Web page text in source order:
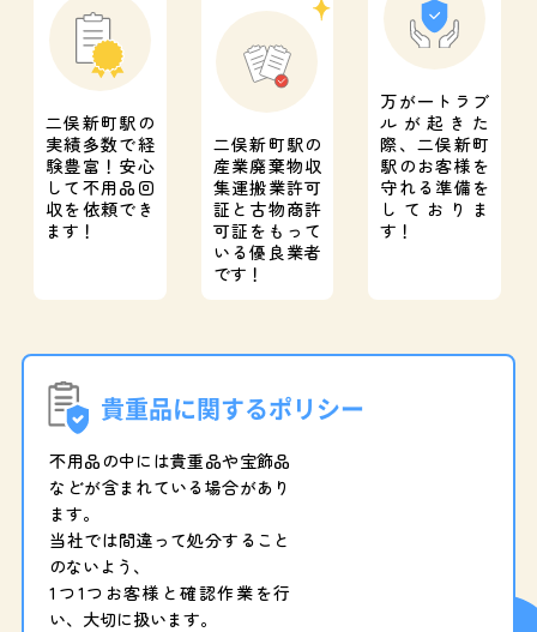
二俣新町駅の
実績多数で経
験豊富！ 安心
して不用品回
収を依頼でき
ます！
二俣新町駅の
産業廃棄物収
集運搬業許可
証と 古物商許
可証をもって
いる優良業者
です！
万が一トラブ
ルが起きた
際、二俣新町
駅のお客様を
守れる準備を
しておりま
す！
貴重品に関するポリシー
不用品の中には貴重品や宝飾品
などが含まれている場合があり
ます。
当社では間違って処分すること
のないよう、
1つ1つお客様と確認作業を行
い、大切に扱います。